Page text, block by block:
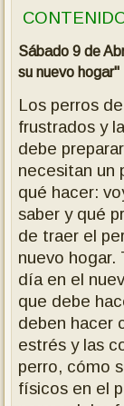
Sábado 9 de
su nuevo hogar"
Los perros
frustrados y
debe
necesitan un
qué hacer:
saber y qué
de traer el
nuevo hogar.
día en el
que debe
deben hacer
estrés y las
perro, cómo
físicos en el